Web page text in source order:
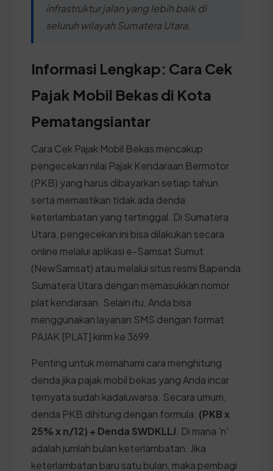
infrastruktur jalan yang lebih baik di
seluruh wilayah Sumatera Utara.
Informasi Lengkap: Cara Cek
Pajak Mobil Bekas di Kota
Pematangsiantar
Cara Cek Pajak Mobil Bekas mencakup
pengecekan nilai Pajak Kendaraan Bermotor
(PKB) yang harus dibayarkan setiap tahun
serta memastikan tidak ada denda
keterlambatan yang tertinggal. Di Sumatera
Utara, pengecekan ini bisa dilakukan secara
online melalui aplikasi e-Samsat Sumut
(NewSamsat) atau melalui situs resmi Bapenda
Sumatera Utara dengan memasukkan nomor
plat kendaraan. Selain itu, Anda bisa
menggunakan layanan SMS dengan format
PAJAK [PLAT] kirim ke 3699.
Penting untuk memahami cara menghitung
denda jika pajak mobil bekas yang Anda incar
ternyata sudah kadaluwarsa. Secara umum,
denda PKB dihitung dengan formula: (PKB x
25% x n/12) + Denda SWDKLLJ . Di mana 'n'
adalah jumlah bulan keterlambatan. Jika
keterlambatan baru satu bulan, maka pembagi